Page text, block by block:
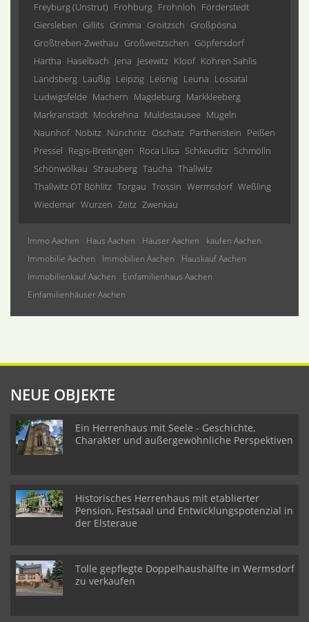
Freyburg (Unstrut) Frohburg Frohnloh Förderstedt
Giersleben Gillits Grimma Groitzsch Großpösna
Großtreben-Zwethau Großweitzschen Göpfersdorf
Hartha Haselbach Jena Jesewitz Kloof Kohren Sahlis
Landsberg Laußig Leipzig Leisnig Leuna Lossatal
Ludwigsfelde Machern Magdeburg Markkleeberg
Markranstädt Mockrehna Muldestausee Mügeln
Naunhof Nobitz Nünchritz Oschatz Parthenstein Peißen
Pressel Regis-Breitingen Roca Llisa Schkeuditz Schmölln
Schönwölkau Strausberg Taucha Thallwitz
Thallwitz OT Böhlitz Torgau Trossin Wermsdorf Weßling
Wiedemar Wurzen Zeitz Zwenkau
Immo Aachen Haus Aachen Häuser Aachen
kaufen Aachen
Immobilie Aachen
Immobilien Aachen
Hauskauf Aachen
Immobilienkauf Aachen
Einfamilienhaus Aachen
Einfamilienhäuser Aachen
NEUE OBJEKTE
Ein Herrenhaus mit Seele - Geschichte,
Charakter und außergewöhnliche Perspektiven
Historisches Herrenhaus mit etablierter
Pension, Festsaal und Entwicklungspotenzial in
der Elsteraue
Tolle gepflegte Doppelhaushälfte in Wermsdorf
zu verkaufen